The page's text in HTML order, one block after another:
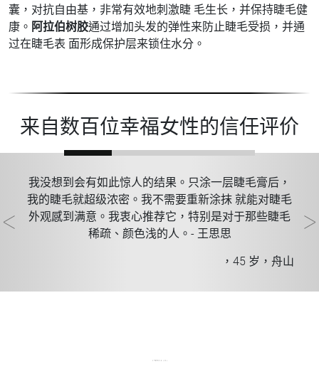
囊，对抗自由基，非常有效地刺激睫 毛生长，并保持睫毛健
康。 阿拉伯树胶通过增加头发的弹性来防止睫毛受损，并通
过在睫毛表 面形成保护层来锁住水分。
来自数百位幸福女性的信任评价
我没想到会有如此惊人的结果。只涂一层睫毛膏后，
我的睫毛就超级浓密。我不需要重新涂抹 就能对睫毛
外观感到满意。我衷心推荐它，特别是对于那些睫毛
稀疏、颜色浅的人。- 王思思
，45 岁，舟山